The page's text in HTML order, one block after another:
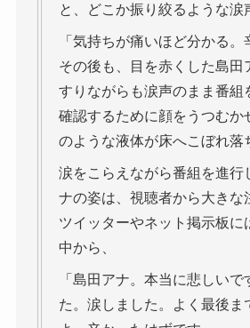
と、どこか振り絞るような涙
「気持ちが痛いほど分かる。
その後も、目を赤くした島田
すりながらも涙声のまま番組
確認するために顔をうつむか
のような液体が床へこぼれ落
涙をこらえながら番組を進行
ナの姿は、視聴者から大きな
ツイッターやネット掲示板に
中から、
「島田アナ。本当に悲しいで
た。涙しました。よく最後ま